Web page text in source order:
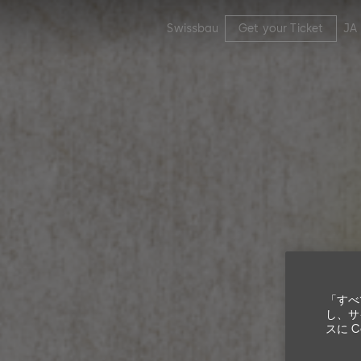
Swissbau Get your Ticket JA
「す
し、
スに